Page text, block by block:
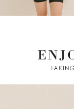
【注意事項】
１．透過由恩沛科技股
https://aftee.tw/terms/
３．未成年的使用者
「AFTEE先享後付」
４．使用「AFTEE先
時審查核予不同之上
每筆NT$80，滿
7-11取貨付款
每筆NT$80，滿
付款後7-11取貨
每筆NT$80，滿